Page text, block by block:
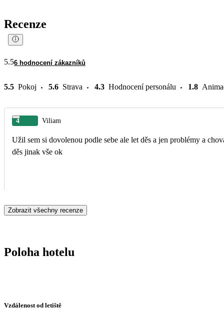
Recenze
5.56 hodnocení zákazníků
5.5 Pokoj 5.6 Strava 4.3 Hodnocení personálu 1.8
4 Viliam
Užil sem si dovolenou podle sebe ale let děs a jen problémy a
děs jinak vše ok
Zobrazit všechny recenze
Poloha hotelu
Vzdálenost od letiště